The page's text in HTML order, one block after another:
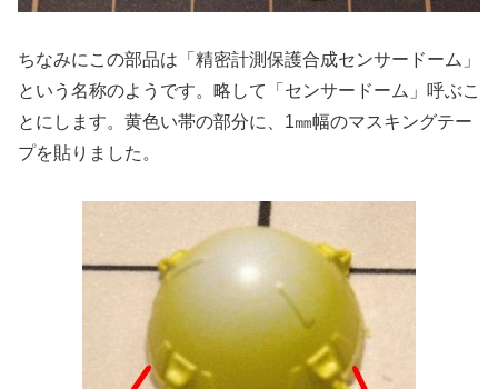
ちなみにこの部品は「精密計測保護合成センサードーム」
という名称のようです。略して「センサードーム」呼ぶこ
とにします。黄色い帯の部分に、1㎜幅のマスキングテー
プを貼りました。